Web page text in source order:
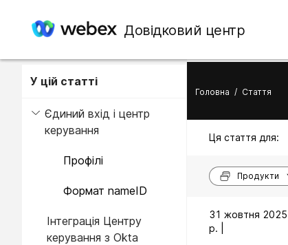
Довідковий центр
У цій статті
Єдиний вхід і центр
керування
Профілі
Формат nameID
Інтеграція Центру
керування з Okta
Головна / Стаття
Ця стаття для:
Продукти
31 жовтня 2025
р. |